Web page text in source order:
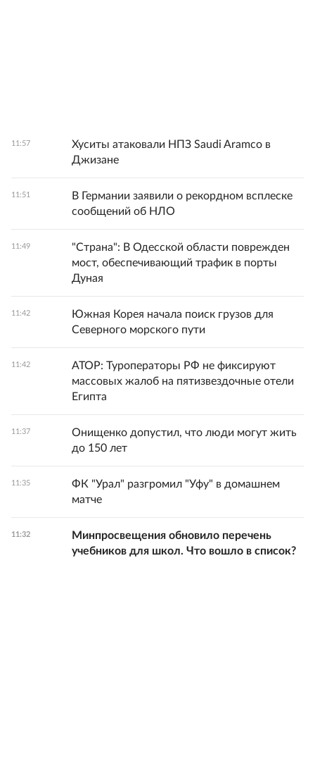
11:57
Хуситы атаковали НПЗ Saudi Aramco в
Джизане
11:51
В Германии заявили о рекордном всплеске
сообщений об НЛО
11:49
"Страна": В Одесской области поврежден
мост, обеспечивающий трафик в порты
Дуная
11:42
Южная Корея начала поиск грузов для
Северного морского пути
11:42
АТОР: Туроператоры РФ не фиксируют
массовых жалоб на пятизвездочные отели
Египта
11:37
Онищенко допустил, что люди могут жить
до 150 лет
11:35
ФК "Урал" разгромил "Уфу" в домашнем
матче
11:32
Минпросвещения обновило перечень
учебников для школ. Что вошло в список?